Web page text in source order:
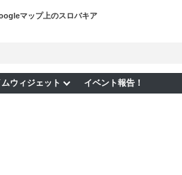
マップ上のスロバキア
ウィジェット イベント報告！